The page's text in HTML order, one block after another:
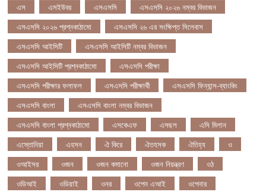
এস
এসইউবর এসএসসি
এসএসসি ২০২৬ নম্বর বিভাজন
এসএসসি ২০২৬ প্রশ্নকাঠামো
এসএসসি ২৬ এর সংক্ষিপ্ত সিলেবাস
এসএসসি আইসিটি
এসএসসি আইসিটি নম্বর বিভাজন
এসএসসি আইসিটি প্রশ্নকাঠামো
এসএসসি পরীক্ষা
এসএসসি পরীক্ষার ফলাফল
এসএসসি পরীক্ষার্থী
এসএসসি ফিন্যান্স-ব্যাংকিং
এসএসসি বাংলা
এসএসসি বাংলা নম্বর বিভাজন
এসএসসি বাংলা প্রশ্নকাঠামো
এসকেএফ এসছল
এসি মিলান
এস্তোনিয়া
এহসন ঐ কিরে ঐতহসক ঐতিহ্য
ও
ওআইসর
ওজন ওজন কমানো ওজন নিয়ন্ত্রণ
ওঠ
ওডিআই
ওডিয়াই ওনর ওপেন এআই
ওপেনার